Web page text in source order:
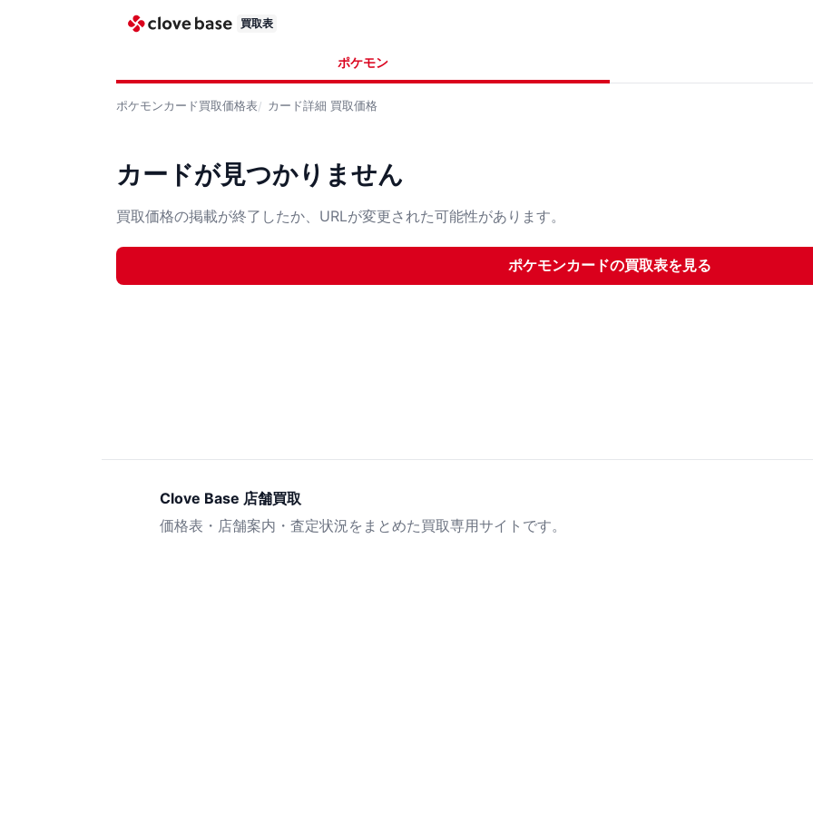
買取表
ポケモン
ポケモンカード買取価格表 カード詳細 買取価格
カードが見つかりません
買取価格の掲載が終了したか、URLが変更された可能性があります。
ポケモンカードの買取表を見る
Clove Base 店舗買取
価格表・店舗案内・査定状況をまとめた買取専用サイトです。